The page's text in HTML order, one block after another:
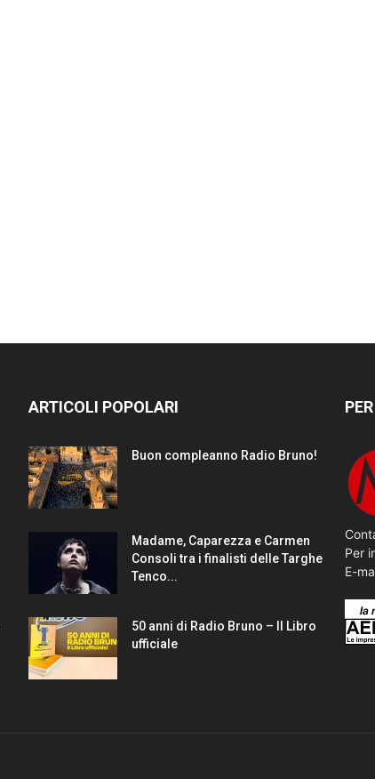
ARTICOLI POPOLARI
Buon compleanno Radio Bruno!
Madame, Caparezza e Carmen
Consoli tra i finalisti delle Targhe
Tenco...
50 anni di Radio Bruno – Il Libro
ufficiale
Per
E-